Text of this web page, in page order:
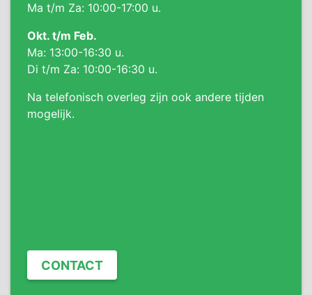
Ma t/m Za: 10:00-17:00 u.
Okt. t/m Feb.
Ma: 13:00-16:30 u.
Di t/m Za: 10:00-16:30 u.
Na telefonisch overleg zijn ook andere tijden
mogelijk.
CONTACT